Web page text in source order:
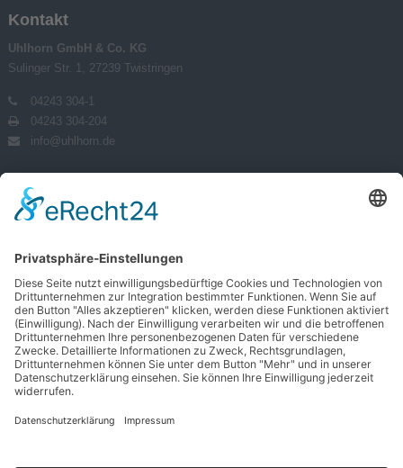
Kontakt
Uhlhorn GmbH & Co. KG
Sulinger Str. 1, 27239 Twistringen
04243 304-1
04243 304-204
info@uhlhorn.de
Uhlhorn Gruppe
Lagerlogistik
Kontraktlogistik
Impressum
Datenschutz